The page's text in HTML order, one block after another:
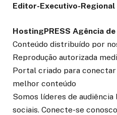
Editor-Executivo-Regional
HostingPRESS Agência
Conteúdo distribuído por
Reprodução autorizada
Portal criado para
melhor conteúdo
Somos líderes de audiência
sociais. Conecte-se